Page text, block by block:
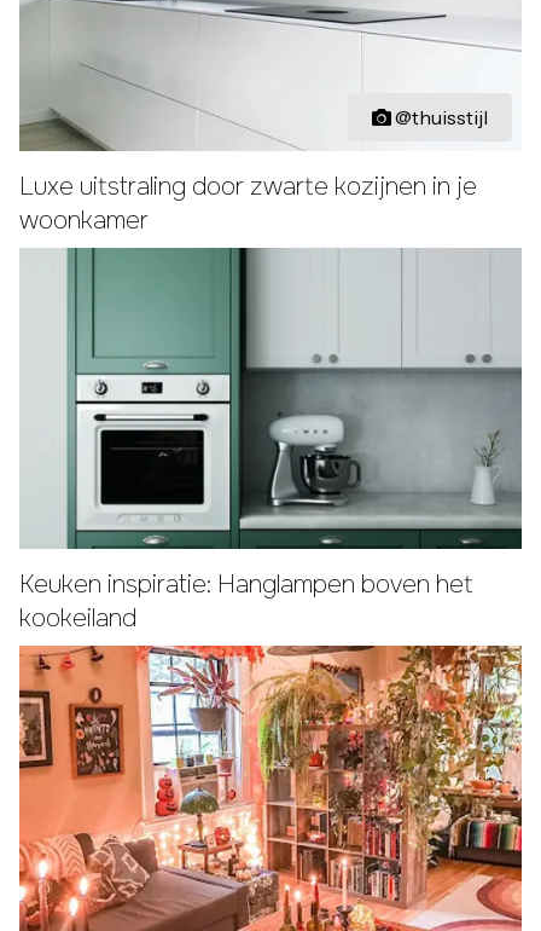
@thuisstijl
Luxe uitstraling door zwarte kozijnen in je
woonkamer
Keuken inspiratie: Hanglampen boven het
kookeiland